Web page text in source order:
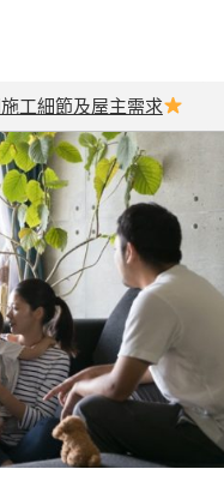
工細節及屋主需求